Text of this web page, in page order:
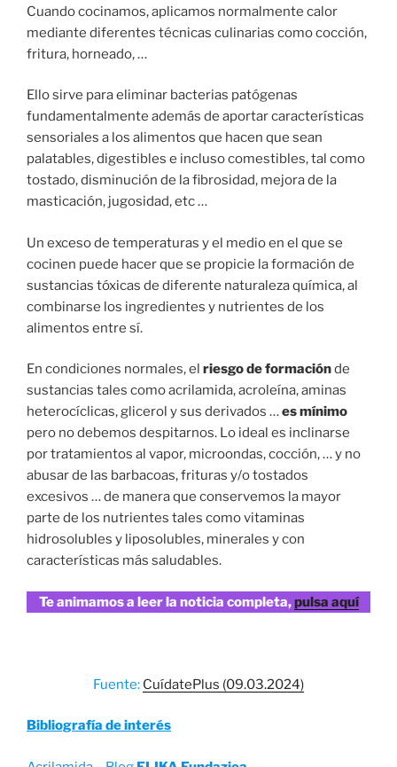
Cuando cocinamos, aplicamos normalmente calor
mediante diferentes técnicas culinarias como cocción,
fritura, horneado, …
Ello sirve para eliminar bacterias patógenas
fundamentalmente además de aportar características
sensoriales a los alimentos que hacen que sean
palatables, digestibles e incluso comestibles, tal como
tostado, disminución de la fibrosidad, mejora de la
masticación, jugosidad, etc …
Un exceso de temperaturas y el medio en el que se
cocinen puede hacer que se propicie la formación de
sustancias tóxicas de diferente naturaleza química, al
combinarse los ingredientes y nutrientes de los
alimentos entre sí.
En condiciones normales, el riesgo de formaciónde
sustancias tales como acrilamida, acroleína, aminas
heterocíclicas, glicerol y sus derivados …es mínimo
pero no debemos despitarnos. Lo ideal es inclinarse
por tratamientos al vapor, microondas, cocción, … y no
abusar de las barbacoas, frituras y/o tostados
excesivos … de manera que conservemos la mayor
parte de los nutrientes tales como vitaminas
hidrosolubles y liposolubles, minerales y con
características más saludables.
Te animamos a leer la noticia completa,pulsa aquí
Fuente: CuídatePlus (09.03.2024)
Bibliografía de interés